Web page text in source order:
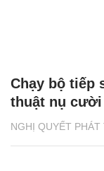
NGHỊ QUYẾT PHÁT
Chạy bộ tiếp
thuật nụ cười